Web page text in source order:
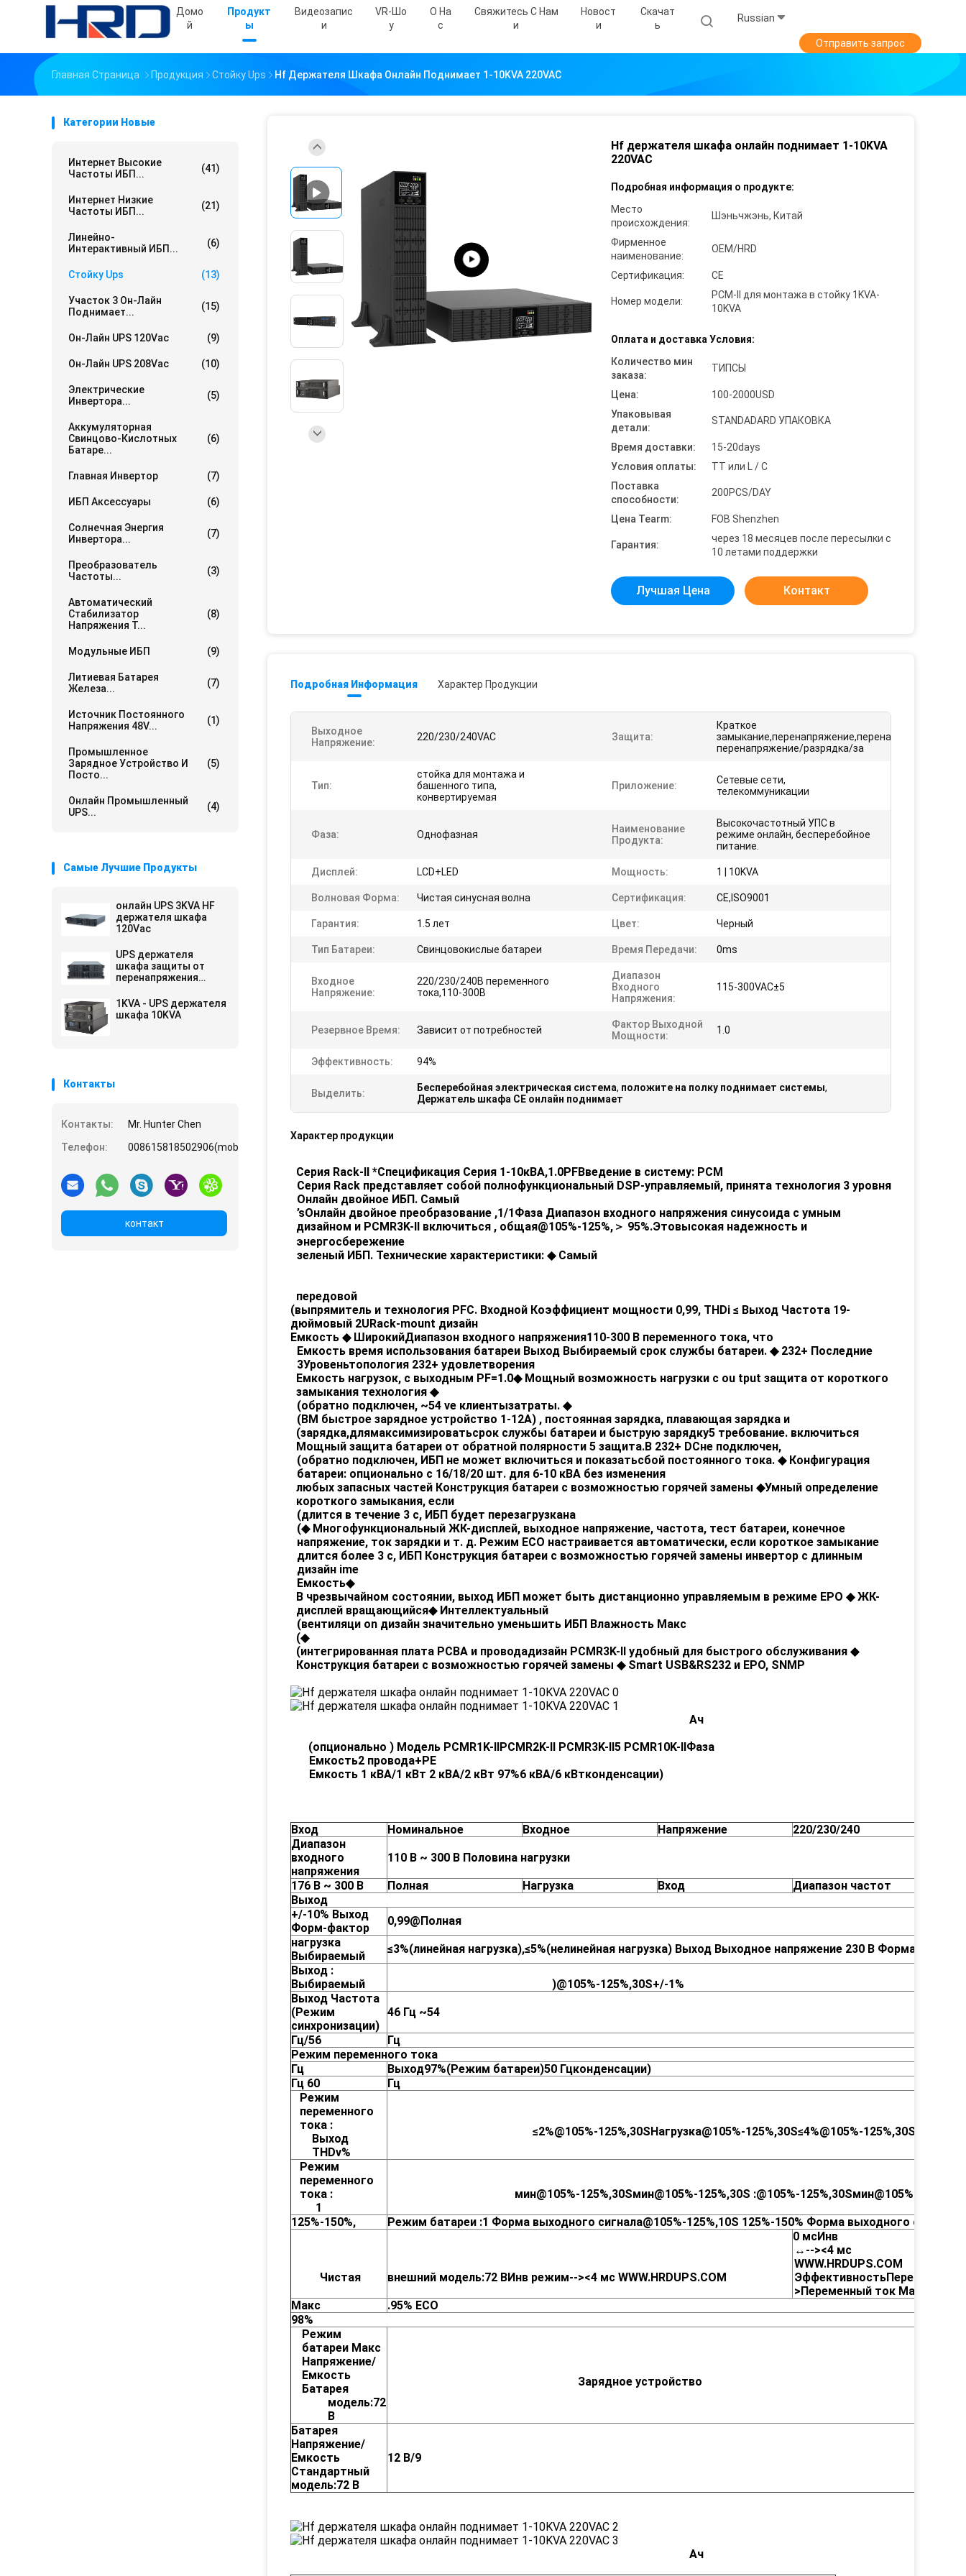
Домо
Й
Продукт
Ы
Видеозапис
И
VR-Шо
У
О На
С
Свяжитесь С Нам
И
Новост
И
Скачат
Ь
Russian
Отправить запрос
Главная Страница Продукция Стойку Ups Hf Держателя Шкафа Онлайн Поднимает 1-10KVA 220VAC
Категории Новые
Интернет Высокие
Частоты ИБП...
(41)
Интернет Низкие
Частоты ИБП...
(21)
Линейно-
Интерактивный ИБП...
(6)
Стойку Ups (13)
Участок 3 Он-Лайн
Поднимает...
(15)
Он-Лайн UPS 120Vac (9)
Он-Лайн UPS 208Vac (10)
Электрические
Инвертора...
(5)
Аккумуляторная
Свинцово-Кислотных
Батаре...
(6)
Главная Инвертор (7)
ИБП Аксессуары (6)
Солнечная Энергия
Инвертора...
(7)
Преобразователь
Частоты...
(3)
Автоматический
Стабилизатор
Напряжения Т...
(8)
Модульные ИБП (9)
Литиевая Батарея
Железа...
(7)
Источник Постоянного
Напряжения 48V...
(1)
Промышленное
Зарядное Устройство И
Посто...
(5)
Онлайн Промышленный
UPS...
(4)
Самые Лучшие Продукты
онлайн UPS 3KVA HF
держателя шкафа
120Vac
UPS держателя
шкафа защиты от
перенапряжения
1KVA - UPS держателя
шкафа 10KVA
Контакты
Контакты:
Mr. Hunter Chen
Телефон:
008615818502906(mobile)
контакт
Hf держателя шкафа онлайн поднимает 1-10KVA
220VAC
Подробная информация о продукте:
Место
происхождения:
Шэньчжэнь, Китай
Фирменное
наименование:
OEM/HRD
Сертификация: CE
Номер модели:
PCM-II для монтажа в стойку 1KVA-
10KVA
Оплата и доставка Условия:
Количество мин
заказа:
ТИПСЫ
Цена:
100-2000USD
Упаковывая
детали:
STANDADARD УПАКОВКА
Время доставки:
15-20days
Условия оплаты:
TT или L / C
Поставка
способности:
200PCS/DAY
Цена Tearm: FOB Shenzhen
Гарантия:
через 18 месяцев после пересылки с
10 летами поддержки
Лучшая Цена Контакт
Подробная Информация Характер Продукции
Выходное
Напряжение:
220/230/240VAC Защита:
Краткое
перенапряжение/разрядка/за
Тип:
стойка для монтажа и
башенного типа,
конвертируемая
Приложение:
Сетевые сети,
телекоммуникации
Фаза: Однофазная
Наименование
Продукта:
Высокочастотный УПС в
режиме онлайн, бесперебойное
питание.
Дисплей: LCD+LED Мощность: 1 | 10KVA
Волновая Форма: Чистая синусная волна Сертификация: CE,ISO9001
Гарантия: 1.5 лет Цвет: Черный
Тип Батареи: Свинцовокислые батареи Время Передачи: 0ms
Входное
Напряжение:
220/230/240В переменного
тока,110-300В
Диапазон
Входного
Напряжения:
115-300VAC±5
Резервное Время: Зависит от потребностей
Фактор Выходной
Мощности:
1.0
Эффективность: 94%
Выделить: Бесперебойная электрическая система, положите на полку поднимает системы,
Держатель шкафа CE онлайн поднимает
Характер продукции
Серия Rack-II *Спецификация Серия 1-10кВА,1.0PFВведение в систему: PCM
Серия Rack представляет собой полнофункциональный DSP-управляемый, принята технология 3 уровня
Онлайн двойное ИБП. Самый
’sОнлайн двойное преобразование ,1/1 Фаза Диапазон входного напряжения синусоида с умным
дизайном и PCMR3K-II включиться , общая@105%-125%,＞ 95%.Этовысокая надежность и
энергосбережение
зеленый ИБП. Технические характеристики: ◆ Самый
передовой
(выпрямитель и технология PFC. Входной Коэффициент мощности 0,99, THDi ≤ Выход Частота 19-
дюймовый 2U Rack-mount дизайн
Емкость ◆ ШирокийДиапазон входного напряжения110-300 В переменного тока, что
Емкость время использования батареи Выход Выбираемый срок службы батареи. ◆ 232+ Последние
3Уровеньтопология 232+ удовлетворения
Емкость нагрузок, с выходным PF=1.0◆ Мощный возможность нагрузки с ou tput защита от короткого
замыкания технология ◆
(обратно подключен, ~54 ve клиентызатраты. ◆
(BM быстрое зарядное устройство 1-12A) , постоянная зарядка, плавающая зарядка и
(зарядка,длямаксимизироватьсрок службы батареи и быструю зарядку5 требование. включиться
Мощный защита батареи от обратной полярности 5 защита.В 232+ DCне подключен,
(обратно подключен, ИБП не может включиться и показатьсбой постоянного тока. ◆ Конфигурация
батареи: опционально с 16/18/20 шт. для 6-10 кВА без изменения
любых запасных частей Конструкция батареи с возможностью горячей замены ◆Умный определение
короткого замыкания, если
(длится в течение 3 с, ИБП будет перезагрузкана
(◆ Многофункциональный ЖК-дисплей, выходное напряжение, частота, тест батареи, конечное
напряжение, ток зарядки и т. д. Режим ECO настраивается автоматически, если короткое замыкание
длится более 3 с, ИБП Конструкция батареи с возможностью горячей замены инвертор с длинным
дизайн ime
Емкость◆
В чрезвычайном состоянии, выход ИБП может быть дистанционно управляемым в режиме EPO ◆ ЖК-
дисплей вращающийся◆ Интеллектуальный
(вентиляци on дизайн значительно уменьшить ИБП Влажность Макс
(◆
(интегрированная плата PCBA и проводадизайн PCMR3K-II удобный для быстрого обслуживания ◆
Конструкция батареи с возможностью горячей замены ◆ Smart USB&RS232 и EPO, SNMP
Ач
(опционально ) Модель PCMR1K-II PCMR2K-II PCMR3K-II 5 PCMR10K-II Фаза
Емкость2 провода+PE
Емкость 1 кВА/1 кВт 2 кВА/2 кВт 97%6 кВА/6 кВтконденсации)
Вход Номинальное Входное Напряжение 220/230/240
Диапазон
входного
напряжения
110 В ~ 300 В Половина нагрузки
176 В ~ 300 В Полная Нагрузка Вход Диапазон частот
Выход
+/-10% Выход
Форм-фактор
0,99@Полная
нагрузка
Выбираемый
≤3%(линейная нагрузка),≤5%(нелинейная нагрузка) Выход Выходное напряжение 230 В Форма
Выход :
Выбираемый
)@105%-125%,30S+/-1%
Выход Частота
(Режим
синхронизации)
46 Гц ~54
Гц/56
Гц
Режим переменного тока
Гц
Выход97%(Режим батареи)50 Гцконденсации)
Гц 60
Гц
Режим
переменного
тока :
Выход
THDv%
≤2%@105%-125%,30S Нагрузка@105%-125%,30S≤4%@105%-125%,30S
Режим
переменного
тока :
1
мин@105%-125%,30Sмин@105%-125%,30S :@105%-125%,30Sмин@105%-
125%-150%, Режим батареи :1 Форма выходного сигнала@105%-125%,10S 125%-150% Форма выходного сигнала
Чистая внешний модель:72 ВИнв режим--><4 мс WWW.HRDUPS.COM
0 мсИнв
↔ --><4 мс
WWW.HRDUPS.COM
ЭффективностьПеременный
> Переменный ток Макс
Макс
.95% ECO
98%
Режим
батареи Макс
Напряжение/
Емкость
Батарея
модель:72
В
Зарядное устройство
Батарея
Напряжение/
Емкость
Стандартный
модель:72 В
12 В/9
Ач